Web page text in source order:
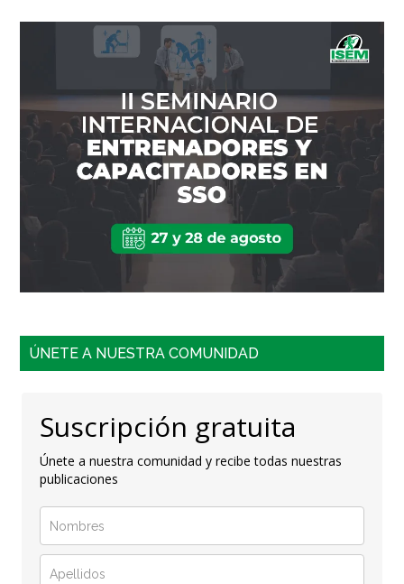
ÚNETE A NUESTRA COMUNIDAD
Suscripción gratuita
Únete a nuestra comunidad y recibe todas nuestras
publicaciones